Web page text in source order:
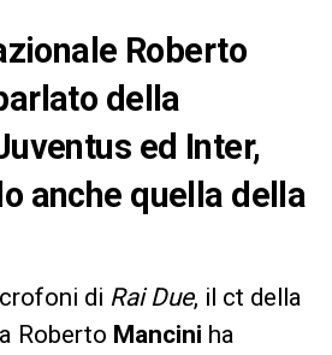
Roberto
della
ed Inter,
anche quella della
di Rai Due, il ct della
Roberto Mancini ha